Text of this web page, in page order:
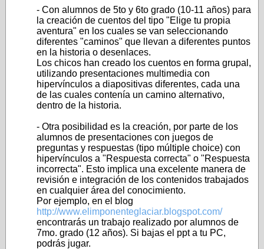
- Con alumnos de 5to y 6to grado (10-11 años) para
la creación de cuentos del tipo "Elige tu propia
aventura" en los cuales se van seleccionando
diferentes "caminos" que llevan a diferentes puntos
en la historia o desenlaces.
Los chicos han creado los cuentos en forma grupal,
utilizando presentaciones multimedia con
hipervínculos a diapositivas diferentes, cada una
de las cuales contenía un camino alternativo,
dentro de la historia.
- Otra posibilidad es la creación, por parte de los
alumnos de presentaciones con juegos de
preguntas y respuestas (tipo múltiple choice) con
hipervínculos a "Respuesta correcta" o "Respuesta
incorrecta". Esto implica una excelente manera de
revisión e integración de los contenidos trabajados
en cualquier área del conocimiento.
Por ejemplo, en el blog
http://www.elimponenteglaciar.blogspot.com/
encontrarás un trabajo realizado por alumnos de
7mo. grado (12 años). Si bajas el ppt a tu PC,
podrás jugar.